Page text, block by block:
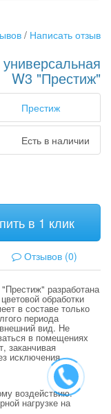
/ Написать отзыв
W3 "Престиж"
Престиж
Есть в наличии
в 1 клик
Отзывов (0)
разработана
обработки
в составе только
периода
вид. Не
в помещениях
заканчивая
исключения
воздействию.
нагрузке на